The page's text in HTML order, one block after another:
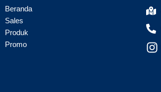
Beranda
Sales
Produk
Promo